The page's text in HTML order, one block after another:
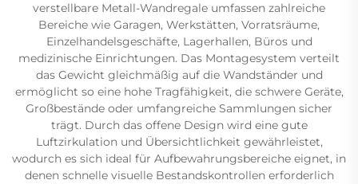
verstellbare Metall-Wandregale umfassen zahlreiche
Bereiche wie Garagen, Werkstätten, Vorratsräume,
Einzelhandelsgeschäfte, Lagerhallen, Büros und
medizinische Einrichtungen. Das Montagesystem verteilt
das Gewicht gleichmäßig auf die Wandständer und
ermöglicht so eine hohe Tragfähigkeit, die schwere Geräte,
Großbestände oder umfangreiche Sammlungen sicher
trägt. Durch das offene Design wird eine gute
Luftzirkulation und Übersichtlichkeit gewährleistet,
wodurch es sich ideal für Aufbewahrungsbereiche eignet, in
denen schnelle visuelle Bestandskontrollen erforderlich